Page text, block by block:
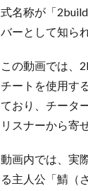
式名称が「
バーとして知ら
この動画では、
チートを使用す
ており、チータ
リスナーから寄
動画内では、実
る主人公「鯖（